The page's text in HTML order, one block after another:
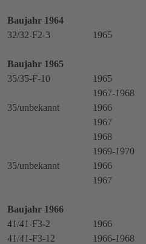
Baujahr 1964
32/32-F2-3
1965
Baujahr 1965
35/35-F-10
1965
1967-1968
35/unbekannt
1966
1967
1968
1969-1970
35/unbekannt
1966
1967
Baujahr 1966
41/41-F3-2
1966
41/41-F3-12
1966-1968